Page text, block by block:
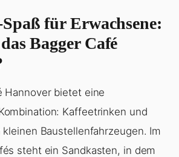
für Erwachsene:
Bagger Café
Hannover bietet eine
Kaffeetrinken und
Baustellenfahrzeugen. Im
steht ein Sandkasten, in dem